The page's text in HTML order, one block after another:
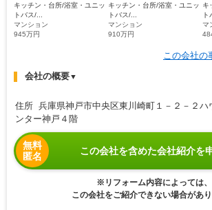
キッチン・台所/浴室・ユニッ
トバス/...
マンション
945万円
キッチン・台所/浴室・ユニッ
トバス/...
マンション
910万円
キ
ト
マ
この会社の
会社の概要▼
住所 兵庫県神戸市中央区東川崎町１－２－２ハ
ンター神戸４階
無料
匿名
この会社を含めた会社紹介を
※リフォーム内容によっては、
この会社をご紹介できない場合があり